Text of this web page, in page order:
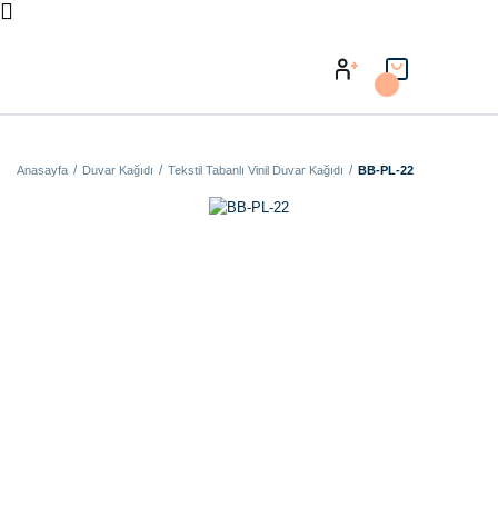
Anasayfa Duvar Kağıdı Tekstil Tabanlı Vinil Duvar Kağıdı BB-PL-22